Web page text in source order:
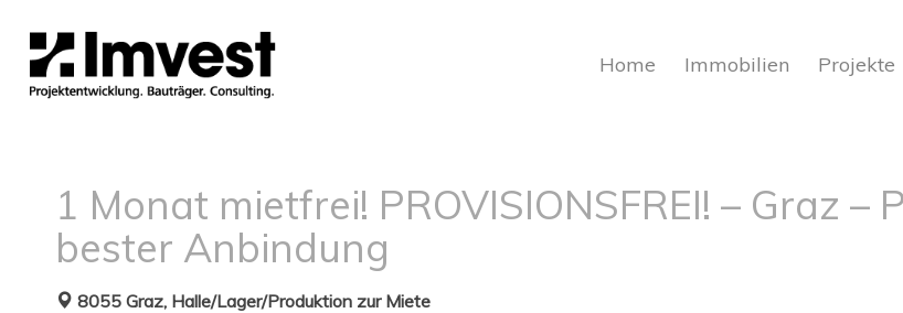
Home Immobilien Projekte
1 Monat mietfrei! PROVISIONSFREI! – Graz
bester Anbindung
8055 Graz, Halle/Lager/Produktion zur Miete